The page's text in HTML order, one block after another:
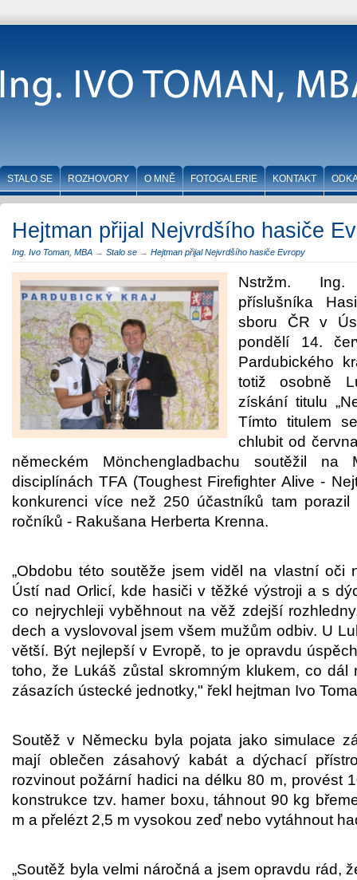
Hejtman přijal Nejvrdšího hasiče
Ing. Ivo Toman, MBA → Stalo se → Hejtman přijal Nejvrdšího hasiče Evropy
Nstržm.
příslušníka
sboru ČR v
pondělí 14.
Pardubického
totiž osobně
získání titulu
Tímto titulem
chlubit od
německém Mönchengladbachu soutěžil na
disciplínách TFA (Toughest Firefighter Alive -
konkurenci více než 250 účastníků tam
ročníků - Rakušana Herberta Krenna.
„Obdobu této soutěže jsem viděl na vlastní oči
Ústí nad Orlicí, kde hasiči v těžké výstroji a s
co nejrychleji vyběhnout na věž zdejší
dech a vyslovoval jsem všem mužům odbiv. U
větší. Být nejlepší v Evropě, to je opravdu
toho, že Lukáš zůstal skromným klukem, co dál
zásazích ústecké jednotky," řekl hejtman Ivo
Soutěž v Německu byla pojata jako simulace
mají oblečen zásahový kabát a dýchací
rozvinout požární hadici na délku 80 m, provést
konstrukce tzv. hamer boxu, táhnout 90 kg
m a přelézt 2,5 m vysokou zeď nebo vytáhnout
„Soutěž byla velmi náročná a jsem opravdu rád,
STALO SE ROZHOVORY O MNĚ FOTOGALERIE KONTAKT